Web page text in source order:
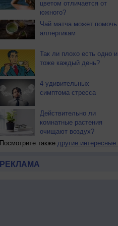
цветом отличается от
южного?
Чай матча может помочь
аллергикам
Так ли плохо есть одно и
тоже каждый день?
4 удивительных
симптома стресса
Действительно ли
комнатные растения
очищают воздух?
Посмотрите также другие интересные
РЕКЛАМА